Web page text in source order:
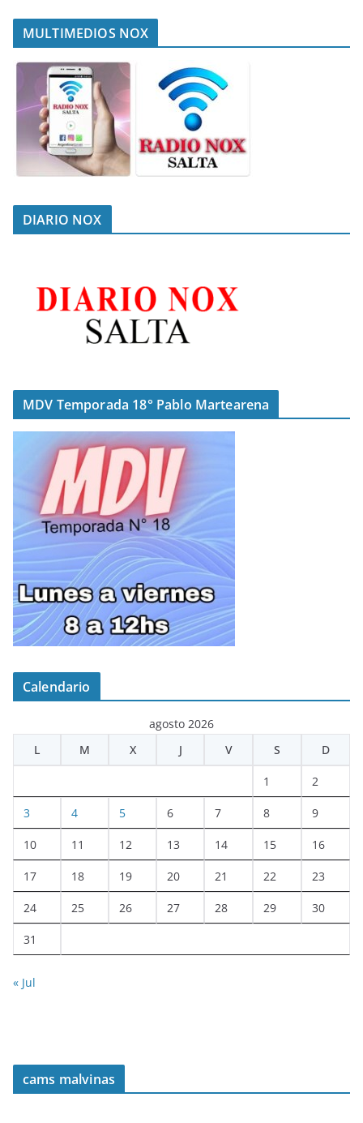
MULTIMEDIOS NOX
DIARIO NOX
MDV Temporada 18° Pablo Martearena
Calendario
agosto 2026
L
M X J V S D
1 2
3 4 5 6 7 8 9
10 11 12 13 14 15 16
17 18 19 20 21 22 23
24 25 26 27 28 29 30
31
« Jul
cams malvinas